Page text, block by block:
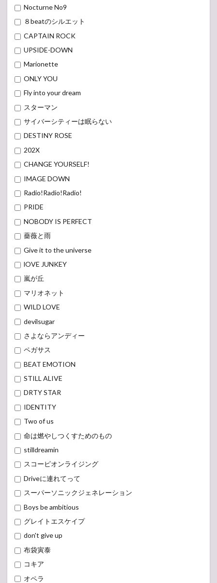
Nocturne No9
８beatのシルエット
CAPTAIN ROCK
UPSIDE-DOWN
Marionette
ONLY YOU
Fly into your dream
スターマン
サイバーシティーは眠らない
DESTINY ROSE
202X
CHANGE YOURSELF!
IMAGE DOWN
Radio!Radio!Radio!
PRIDE
NOBODY IS PERFECT
薔薇と雨
Give it to the universe
lOVE JUNKEY
嵐が丘
マリオネット
WILD LOVE
devilsugar
さよならアンディー
ペガサス
BEAT EMOTION
STILL ALIVE
DRTY STAR
IDENTITY
Two of us
命は燃やしつくすためのもの
stilldreamin
スコーピオンライジング
Driveに連れてって
スーパーソニックジェネレーション
Boys be ambitious
グレイトエスケイプ
don't give up
布袋寅泰
コキア
オペラ